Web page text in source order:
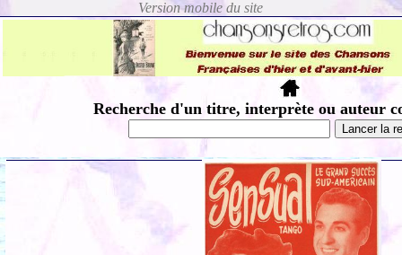
Recherche d'un titre, interprète ou auteur